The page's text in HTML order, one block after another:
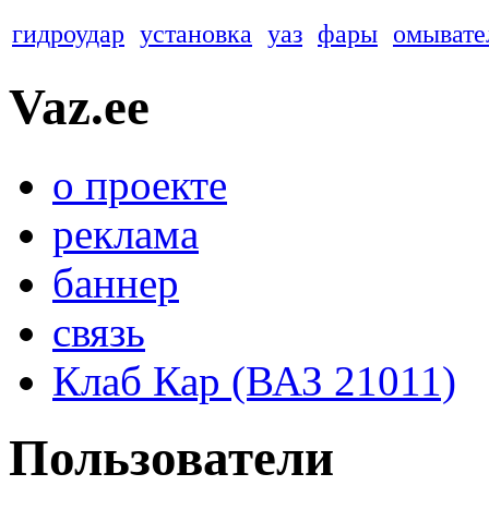
гидроудар установка уаз фары
Vaz.ee
о проекте
реклама
баннер
связь
Клаб Кар (ВАЗ 21011)
Пользователи